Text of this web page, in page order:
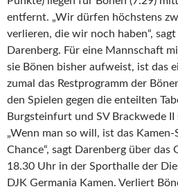
entfernt. „Wir dürfen höchstens
verlieren, die wir noch haben“,
Darenberg. Für eine Mannschaft
sie Bönen bisher aufweist, ist das
zumal das Restprogramm der
den Spielen gegen die enteilten
Burgsteinfurt und SV Brackwede
„Wenn man so will, ist das
Chance“, sagt Darenberg über das
18.30 Uhr in der Sporthalle der
DJK Germania Kamen. Verliert